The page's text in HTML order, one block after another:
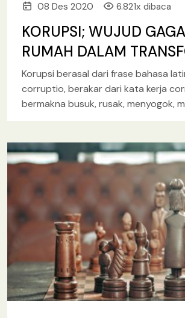
08 Des 2020 6.821x dibaca
KORUPSI; WUJUD
RUMAH DALAM TRANSFORMASI
NILAI
Korupsi berasal dari frase bahasa
corruptio, berakar dari kata kerja
bermakna busuk, rusak, menyogok,